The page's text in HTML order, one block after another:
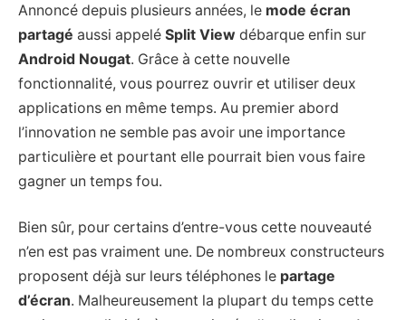
Annoncé depuis plusieurs années, le mode écran
partagé aussi appelé Split View débarque enfin sur
Android Nougat. Grâce à cette nouvelle
fonctionnalité, vous pourrez ouvrir et utiliser deux
applications en même temps. Au premier abord
l’innovation ne semble pas avoir une importance
particulière et pourtant elle pourrait bien vous faire
gagner un temps fou.
Bien sûr, pour certains d’entre-vous cette nouveauté
n’en est pas vraiment une. De nombreux constructeurs
proposent déjà sur leurs téléphones le partage
d’écran. Malheureusement la plupart du temps cette